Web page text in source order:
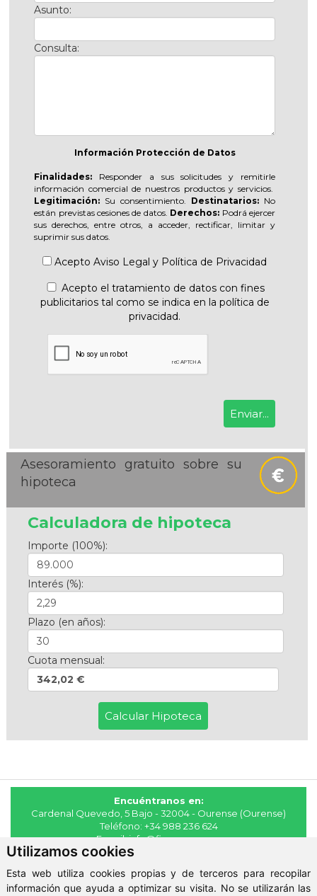
Utilizamos cookies
Esta web utiliza cookies propias y de terceros para recopilar
información que ayuda a optimizar su visita. No se utilizarán las
Asunto:
Consulta:
Información Protección de Datos
Finalidades: Responder a sus solicitudes y remitirle
información comercial de nuestros productos y servicios.
Legitimación: Su consentimiento. Destinatarios:No
están previstas cesiones de datos. Derechos: Podrá ejercer
sus derechos, entre otros, a acceder, rectificar, limitar y
suprimir sus datos.
AceptoAviso Legal y Política de Privacidad
Acepto el tratamiento de datos con fines
publicitarios tal como se indica en la política de
privacidad.
Asesoramiento gratuito sobre su
hipoteca
Calculadora de hipoteca
Importe (100%):
Interés (%):
Plazo (en años):
Cuota mensual:
342,02 €
Encuéntranos en:
Cardenal Quevedo, 5 Bajo - 32004 - Ourense (Ourense)
Teléfono: +34 988 236 624
E-mail:info@fincasmaya.es
© 2026 - Fincas Maya
Aviso Legal-Política de Privacidad- ClickViviendas